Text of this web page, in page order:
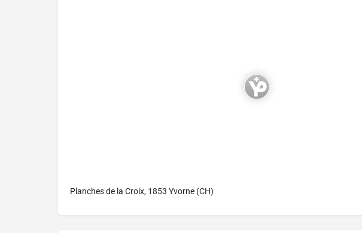
Planches de la Croix, 1853 Yvorne (CH)